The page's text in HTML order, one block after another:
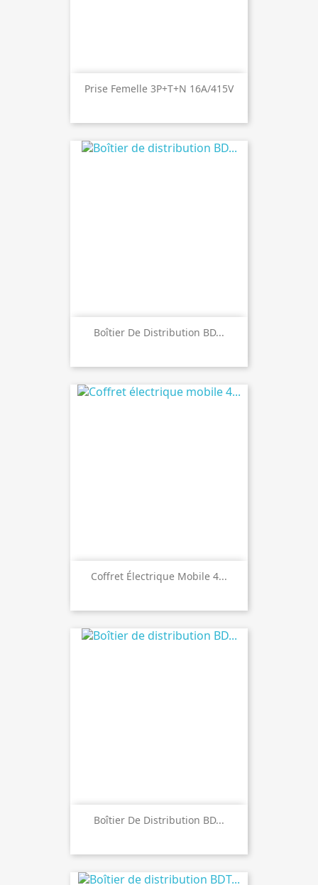
Prise Femelle 3P+T+N 16A/415V
Boîtier De Distribution BD...
Coffret Électrique Mobile 4...
Boîtier De Distribution BD...